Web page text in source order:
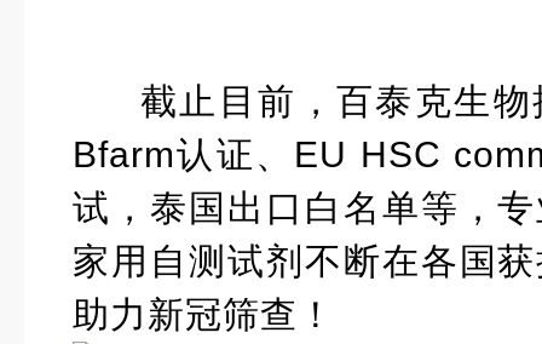
截止目前，百泰克生
Bfarm认证、EU HSC
试，泰国出口白名单等，
家用自测试剂不断在各国
助力新冠筛查！